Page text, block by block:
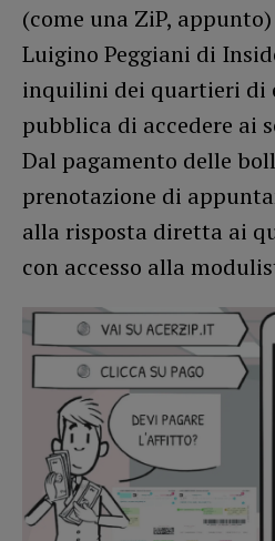
(come una ZiP,
Luigino Peggiani di
inquilini dei quartieri di
pubblica di accedere ai
Dal pagamento delle
prenotazione di
alla risposta diretta ai
con accesso alla